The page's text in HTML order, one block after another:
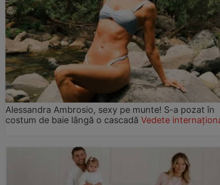
Alessandra Ambrosio, sexy pe munte! S-a pozat în
costum de baie lângă o cascadă Vedete